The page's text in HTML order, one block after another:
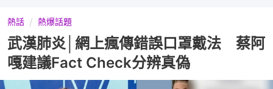
熱話 熱爆話題
武漢肺炎│網上瘋傳錯誤口罩戴法 蔡阿
嘎建議Fact Check分辨真偽